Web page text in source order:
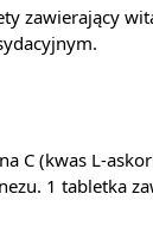
zawierający
(kwas L-
1 tabletka